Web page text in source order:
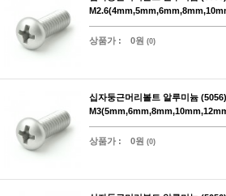
상품가 : 0원 (0)
십자둥근머리볼트 알루미늄 (5056)
상품가 : 0원 (0)